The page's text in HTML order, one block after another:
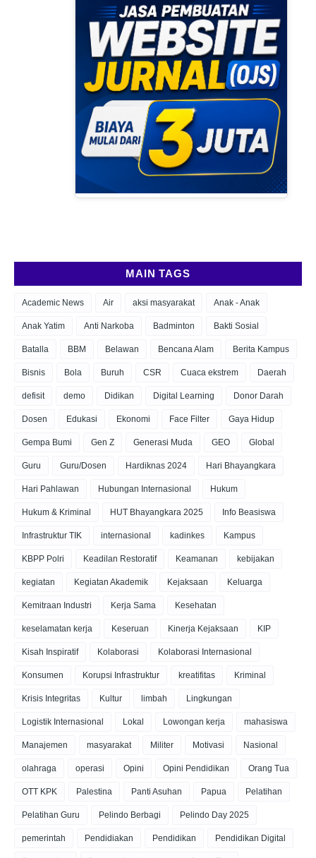
MAIN TAGS
Academic News Air aksi masyarakat Anak - Anak
Anak Yatim Anti Narkoba Badminton Bakti Sosial
Batalla BBM Belawan Bencana Alam Berita Kampus
Bisnis Bola Buruh CSR Cuaca ekstrem Daerah
defisit demo Didikan Digital Learning Donor Darah
Dosen Edukasi Ekonomi Face Filter Gaya Hidup
Gempa Bumi Gen Z Generasi Muda GEO Global
Guru Guru/Dosen Hardiknas 2024 Hari Bhayangkara
Hari Pahlawan Hubungan Internasional Hukum
Hukum & Kriminal HUT Bhayangkara 2025 Info Beasiswa
Infrastruktur TIK internasional kadinkes Kampus
KBPP Polri Keadilan Restoratif Keamanan kebijakan
kegiatan Kegiatan Akademik Kejaksaan Keluarga
Kemitraan Industri Kerja Sama Kesehatan
keselamatan kerja Keseruan Kinerja Kejaksaan KIP
Kisah Inspiratif Kolaborasi Kolaborasi Internasional
Konsumen Korupsi Infrastruktur kreatifitas Kriminal
Krisis Integritas Kultur limbah Lingkungan
Logistik Internasional Lokal Lowongan kerja mahasiswa
Manajemen masyarakat Militer Motivasi Nasional
olahraga operasi Opini Opini Pendidikan Orang Tua
OTT KPK Palestina Panti Asuhan Papua Pelatihan
Pelatihan Guru Pelindo Berbagi Pelindo Day 2025
pemerintah Pendidiakan Pendidikan Pendidikan Digital